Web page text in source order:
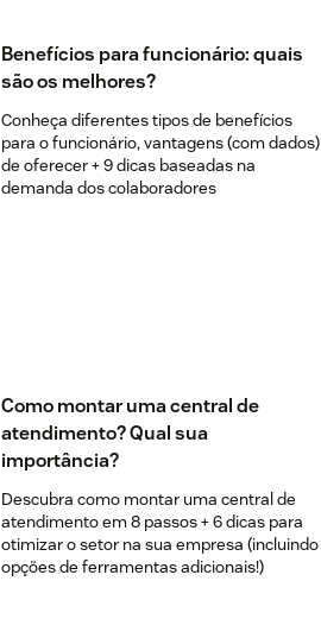
Benefícios para funcionário: quais
são os melhores?
Conheça diferentes tipos de benefícios
para o funcionário, vantagens (com dados)
de oferecer + 9 dicas baseadas na
demanda dos colaboradores
Como montar uma central de
atendimento? Qual sua
importância?
Descubra como montar uma central de
atendimento em 8 passos + 6 dicas para
otimizar o setor na sua empresa (incluindo
opções de ferramentas adicionais!)